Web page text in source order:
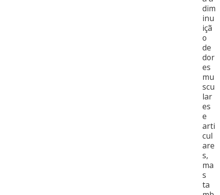
dim
inu
içã
o
de
dor
es
mu
scu
lar
es
e
arti
cul
are
s,
ma
s
ta